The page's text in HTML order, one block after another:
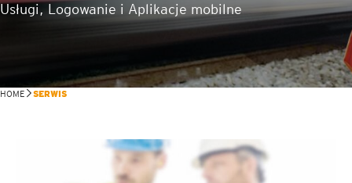
Usługi, Logowanie i Aplikacje mobilne
HOME SERWIS